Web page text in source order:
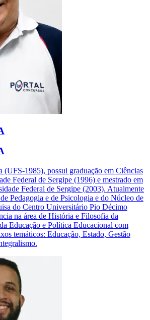
(UFS-1985), possui graduação em Ciências
Federal de Sergipe (1996) e mestrado em
Federal de Sergipe (2003). Atualmente
Pedagogia e de Psicologia e do Núcleo de
do Centro Universitário Pio Décimo
na área de História e Filosofia da
Educação e Política Educacional com
temáticos: Educação, Estado, Gestão